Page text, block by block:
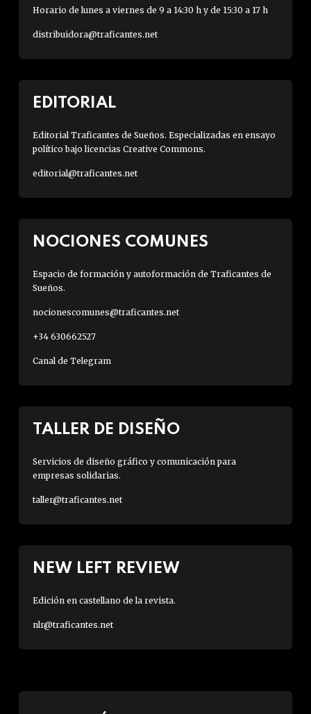
Horario de lunes a viernes de 9 a 14:30 h y de 15:30 a 17 h
distribuidora@traficantes.net
EDITORIAL
Editorial Traficantes de Sueños. Especializadas en ensayo
político bajo licencias Creative Commons.
editorial@traficantes.net
NOCIONES COMUNES
Espacio de formación y autoformación de Traficantes de
Sueños.
nocionescomunes@traficantes.net
+34 630662527
Canal de Telegram
TALLER DE DISEÑO
Servicios de diseño gráfico y comunicación para
empresas solidarias.
taller@traficantes.net
NEW LEFT REVIEW
Edición en castellano de la revista.
nlr@traficantes.net